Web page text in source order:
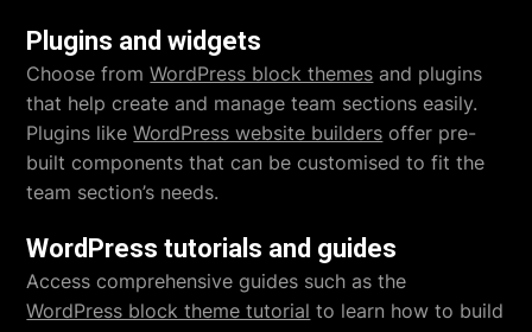
Plugins and widgets
Choose fromWordPress block themes and plugins
that help create and manage team sections easily.
Plugins likeWordPress website builders offer pre-
built components that can be customised to fit the
team section’s needs.
WordPress tutorials and guides
Access comprehensive guides such as the
WordPress block theme tutorial to learn how to build